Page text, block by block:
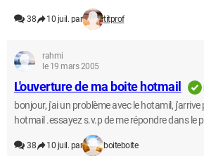
38 10 juil. par titprof
rahmi
le 19 mars 2005
L'ouverture de ma boite hotmail
bonjour, j'ai un problème avec le hotamil,
hotmail .essayez s.v.p de me répondre dans le
38 10 juil. par boiteboite